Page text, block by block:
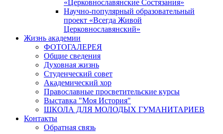
«Церковнославянские Состязания»
Научно-популярный образовательный
проект «Всегда Живой
Церковнославянский»
Жизнь академии
ФОТОГАЛЕРЕЯ
Общие сведения
Духовная жизнь
Студенческий совет
Академический хор
Православные просветительские курсы
Выставка "Моя История"
ШКОЛА ДЛЯ МОЛОДЫХ ГУМАНИТАРИЕВ
Контакты
Обратная связь